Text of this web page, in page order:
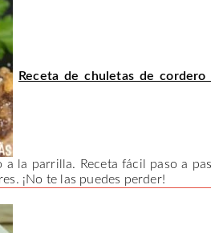
Receta de chuletas de
la parrilla. Receta fácil paso a
¡No te las puedes perder!